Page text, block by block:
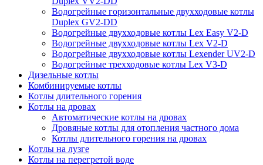
Водогрейные горизонтальные двухходовые котлы
Duplex GV2-DD
Водогрейные двухходовые котлы Lex Easy V2-D
Водогрейные двухходовые котлы Lex V2-D
Водогрейные двухходовые котлы Lexender UV2-D
Водогрейные трехходовые котлы Lex V3-D
Дизельные котлы
Комбинируемые котлы
Котлы длительного горения
Котлы на дровах
Автоматические котлы на дровах
Дровяные котлы для отопления частного дома
Котлы длительного горения на дровах
Котлы на лузге
Котлы на перегретой воде